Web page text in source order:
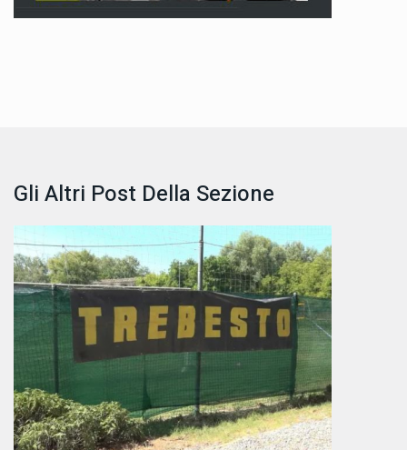
Gli Altri Post Della Sezione